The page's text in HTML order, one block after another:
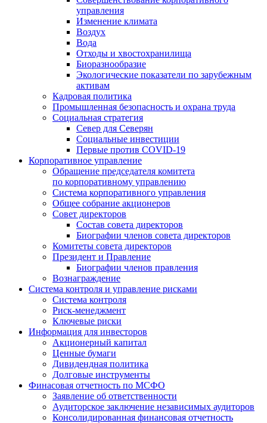
управления
Изменение климата
Воздух
Вода
Отходы и хвостохранилища
Биоразнообразие
Экологические показатели по зарубежным
активам
Кадровая политика
Промышленная безопасность и охрана труда
Социальная стратегия
Север для Северян
Социальные инвестиции
Первые против COVID‑19
Корпоративное управление
Обращение председателя комитета
по корпоративному управлению
Система корпоративного управления
Общее собрание акционеров
Совет директоров
Состав совета директоров
Биографии членов совета директоров
Комитеты совета директоров
Президент и Правление
Биографии членов правления
Вознаграждение
Система контроля и управление рисками
Система контроля
Риск-менеджмент
Ключевые риски
Информация для инвесторов
Акционерный капитал
Ценные бумаги
Дивидендная политика
Долговые инструменты
Финасовая отчетность по МСФО
Заявление об ответственности
Аудиторское заключение независимых аудиторов
Консолидированная финансовая отчетность